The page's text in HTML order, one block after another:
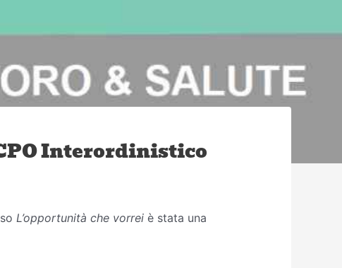
Interordinistico
L’opportunità che vorrei è stata una